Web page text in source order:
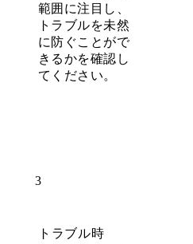
範囲に注目し、
トラブルを未然
に防ぐことがで
きるかを確認し
てください。
3
トラブル時